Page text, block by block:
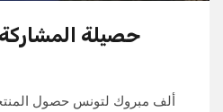
حصيلة
ألف مبروك لتونس حصول